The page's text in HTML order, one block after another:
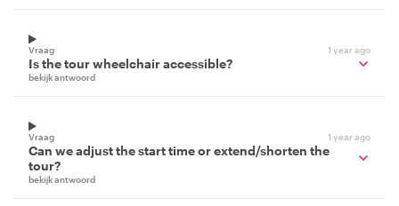
Vraag 1 year ago
Is the tour wheelchair accessible?
bekijk antwoord
Vraag 1 year ago
Can we adjust the start time or extend/shorten the
tour?
bekijk antwoord